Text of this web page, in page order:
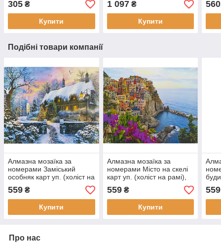
набір)
305 ₴
Купити
набір)
1 097₴
Купити
560
Подібні товари компанії
Алмазна мозаїка за
номерами Заміський
особняк карт уп. (холіст на
рамі), стрази. 30*40 см, (1
шт)
559 ₴
Купити
Алмазна мозаїка за
номерами Місто на скелі
карт уп. (холіст на рамі),
559₴
Купити
(1
559
Про нас